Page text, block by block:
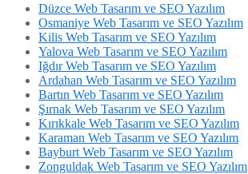
Düzce Web Tasarım ve SEO Yazılım
Osmaniye Web Tasarım ve SEO Yazılım
Kilis Web Tasarım ve SEO Yazılım
Yalova Web Tasarım ve SEO Yazılım
Iğdır Web Tasarım ve SEO Yazılım
Ardahan Web Tasarım ve SEO Yazılım
Bartın Web Tasarım ve SEO Yazılım
Şırnak Web Tasarım ve SEO Yazılım
Kırıkkale Web Tasarım ve SEO Yazılım
Karaman Web Tasarım ve SEO Yazılım
Bayburt Web Tasarım ve SEO Yazılım
Zonguldak Web Tasarım ve SEO Yazılım